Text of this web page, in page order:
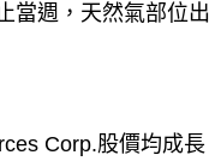
當週，天然氣部位出
Corp.股價均成長